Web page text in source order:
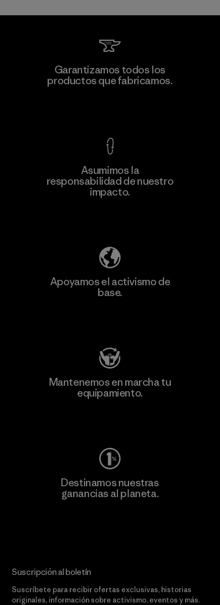
información
V.T. Garment Co., Ltd.
Garantizamos todos los
productos que fabricamos.
Asumimos la
responsabilidad de nuestro
impacto.
Apoyamos el activismo de
base.
Mantenemos en marcha tu
equipamiento.
Destinamos nuestras
ganancias al planeta.
Suscripción al boletín
Suscríbete para recibir ofertas exclusivas, historias
originales, información sobre activismo, eventos y más.